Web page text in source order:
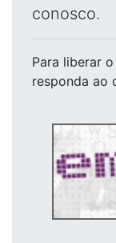
conosco.
Para liberar
responda ao